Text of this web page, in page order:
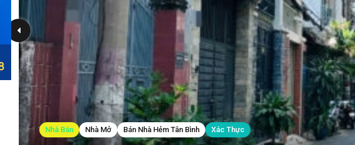
Nhà Bán Nhà Mở Bán Nhà Hẻm Tân Bình Xác Thực